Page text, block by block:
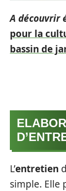
A découvrir
pour la
bassin de
L’entretien
simple. Elle